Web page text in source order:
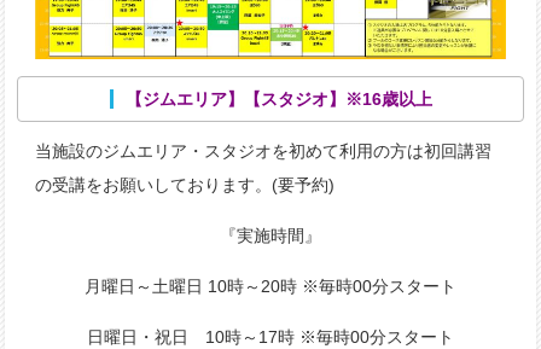
【ジムエリア】【スタジオ】※16歳以上
当施設のジムエリア・スタジオを初めて利用の方は初回講習
の受講をお願いしております。(要予約)
『実施時間』
月曜日～土曜日 10時～20時 ※毎時00分スタート
日曜日・祝日 10時～17時 ※毎時00分スタート